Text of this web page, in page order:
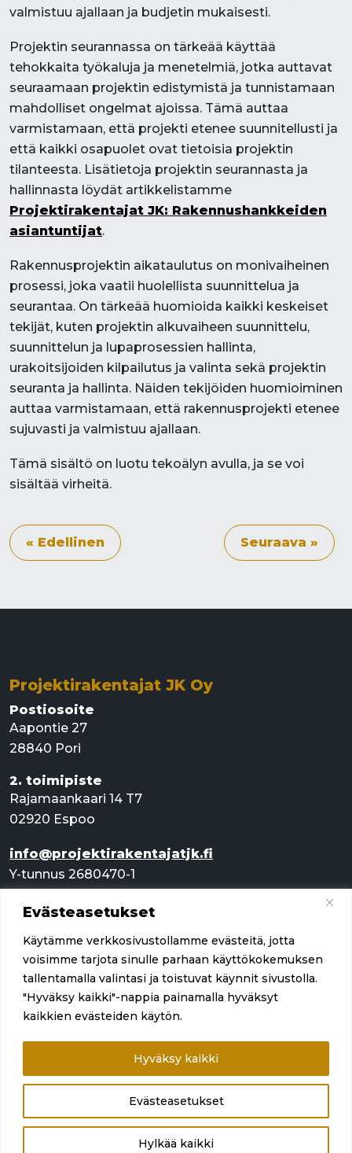
Evästeasetukset
Käytämme verkkosivustollamme evästeitä, jotta
voisimme tarjota sinulle parhaan käyttökokemuksen
tallentamalla valintasi ja toistuvat käynnit sivustolla.
"Hyväksy kaikki"-nappia painamalla hyväksyt
kaikkien evästeiden käytön.
Evästeasetukset
Hylkää kaikki
Hyväksy kaikki
valmistuu ajallaan ja budjetin mukaisesti.
Projektin seurannassa on tärkeää käyttää
tehokkaita työkaluja ja menetelmiä, jotka auttavat
seuraamaan projektin edistymistä ja tunnistamaan
mahdolliset ongelmat ajoissa. Tämä auttaa
varmistamaan, että projekti etenee suunnitellusti ja
että kaikki osapuolet ovat tietoisia projektin
tilanteesta. Lisätietoja projektin seurannasta ja
hallinnasta löydät artikkelistamme
Projektirakentajat JK: Rakennushankkeiden
asiantuntijat.
Rakennusprojektin aikataulutus on monivaiheinen
prosessi, joka vaatii huolellista suunnittelua ja
seurantaa. On tärkeää huomioida kaikki keskeiset
tekijät, kuten projektin alkuvaiheen suunnittelu,
suunnittelun ja lupaprosessien hallinta,
urakoitsijoiden kilpailutus ja valinta sekä projektin
seuranta ja hallinta. Näiden tekijöiden huomioiminen
auttaa varmistamaan, että rakennusprojekti etenee
sujuvasti ja valmistuu ajallaan.
Tämä sisältö on luotu tekoälyn avulla, ja se voi
sisältää virheitä.
« Edellinen Seuraava »
Projektirakentajat JK Oy
Postiosoite
Aapontie 27
28840 Pori
2. toimipiste
Rajamaankaari 14 T7
02920 Espoo
info@projektirakentajatjk.fi
Y-tunnus 2680470-1
Pikalinkit
Palvelut
Referenssit
Yritys